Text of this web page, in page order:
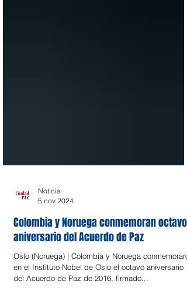
5 nov 2024
Colombia y Noruega conmemoran octavo
aniversario del Acuerdo de Paz
Oslo (Noruega) | Colombia y Noruega conmemoraron